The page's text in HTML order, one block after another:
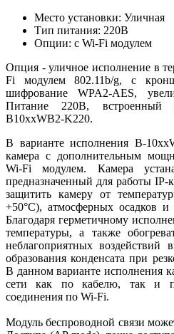
Место установки: Уличная
Тип питания: 220В
Опции: с Wi-Fi модулем
Опция - уличное исполнение в
Fi модулем 802.11b/g, с
шифрование WPA2-AES,
Питание 220В, встроенный
B10xxWB2-K220.
В варианте исполнения B-
камера с дополнительным
Wi-Fi модулем. Камера
предназначенный для работы
защитить камеру от
+50°С), атмосферных осадков и
Благодаря герметичному
температуры, а также
неблагоприятных
образования конденсата при
В данном варианте исполнения
сети как по кабелю, так и
соединения по Wi-Fi.
Модуль беспроводной связи